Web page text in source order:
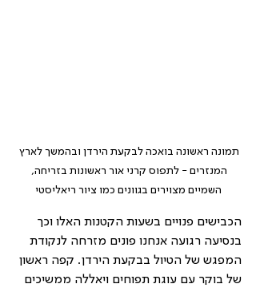
תמונה ראשונה בואכה לבקעת הירדן ובהמשך לארץ
המנזרים - לתפוס קרני אור ראשונות בזריחה,
השמיים מצוירים בגוונים כמו ציור ריאליסטי
הכבישים פנויים בשעות הקטנות האלו וכך
בנסיעה רגועה אנחנו פונים מזרחה לנקודת
המפגש של הטיול בבקעת הירדן. קפה ראשון
של בוקר עם עוגת תפוחים ויאללה ממשיכים